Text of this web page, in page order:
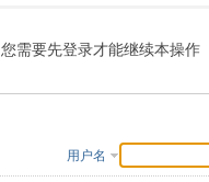
您需要先登录才能继续本操作
用户名